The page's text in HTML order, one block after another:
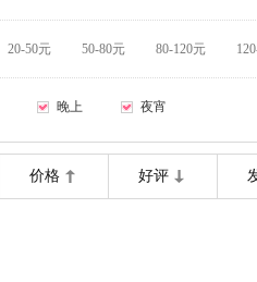
20-50元 50-80元 80-120元
晚上 夜宵
价格 好评